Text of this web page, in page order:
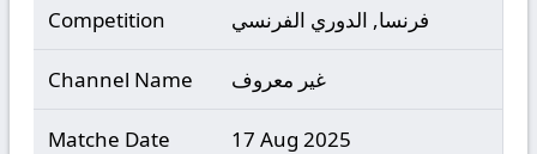
Competition فرنسا, الدوري الفرنسي
Channel Name غير معروف
Matche Date 17 Aug 2025